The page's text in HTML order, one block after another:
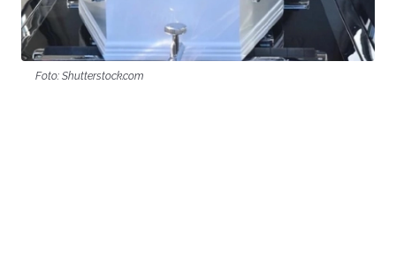
Foto: Shutterstock.com